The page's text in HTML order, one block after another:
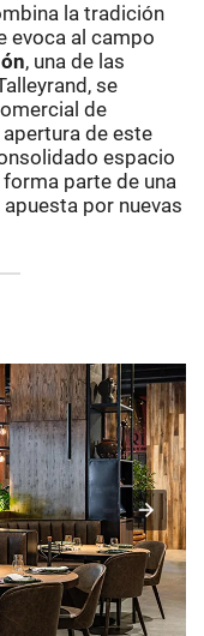
la tradición
evoca al campo
, una de las
se
de
de este
espacio
parte de una
por nuevas